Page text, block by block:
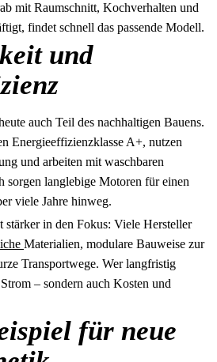
mit Raumschnitt, Kochverhalten und
findet schnell das passende Modell.
und
auch Teil des nachhaltigen Bauens.
Energieeffizienzklasse A+, nutzen
und arbeiten mit waschbaren
sorgen langlebige Motoren für einen
viele Jahre hinweg.
in den Fokus: Viele Hersteller
Materialien, modulare Bauweise zur
Transportwege. Wer langfristig
– sondern auch Kosten und
für neue